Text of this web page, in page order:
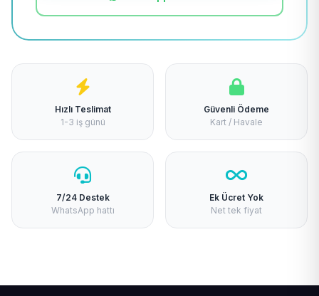
Hızlı Teslimat
1-3 iş günü
Güvenli Ödeme
Kart / Havale
7/24 Destek
WhatsApp hattı
Ek Ücret Yok
Net tek fiyat